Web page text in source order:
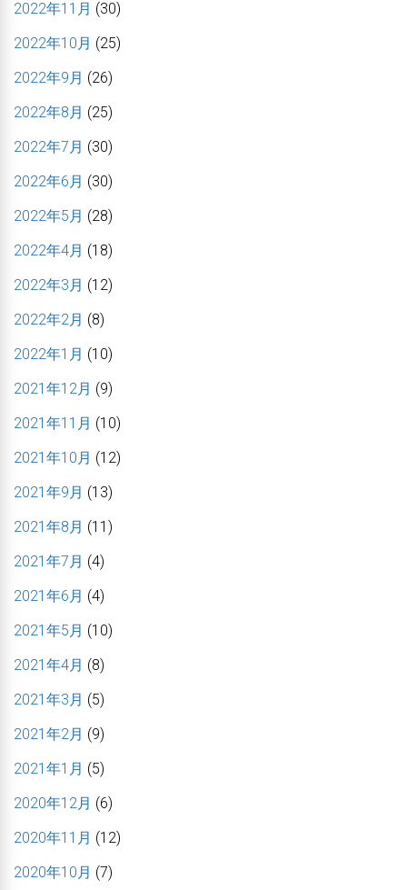
2022年11月 (30)
2022年10月 (25)
2022年9月 (26)
2022年8月 (25)
2022年7月 (30)
2022年6月 (30)
2022年5月 (28)
2022年4月 (18)
2022年3月 (12)
2022年2月 (8)
2022年1月 (10)
2021年12月 (9)
2021年11月 (10)
2021年10月 (12)
2021年9月 (13)
2021年8月 (11)
2021年7月 (4)
2021年6月 (4)
2021年5月 (10)
2021年4月 (8)
2021年3月 (5)
2021年2月 (9)
2021年1月 (5)
2020年12月 (6)
2020年11月 (12)
2020年10月 (7)